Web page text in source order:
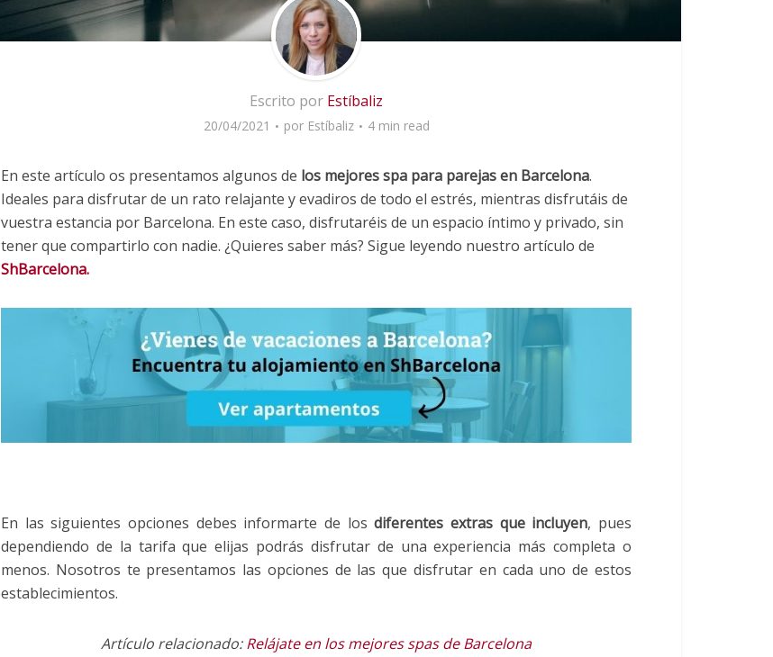
Escrito por Estíbaliz
20/04/2021 por Estíbaliz 4 min read
En este artículo os presentamos algunos de los mejores spa para parejas en Barcelona.
Ideales para disfrutar de un rato relajante y evadiros de todo el estrés, mientras disfrutáis de
vuestra estancia por Barcelona. En este caso, disfrutaréis de un espacio íntimo y privado, sin
tener que compartirlo con nadie. ¿Quieres saber más? Sigue leyendo nuestro artículo de
ShBarcelona.
En las siguientes opciones debes informarte de losdiferentes extras que incluyen, pues
dependiendo de la tarifa que elijas podrás disfrutar de una experiencia más completa o
menos. Nosotros te presentamos las opciones de las que disfrutar en cada uno de estos
establecimientos.
Artí­culo relacionado:Relájate en los mejores spas de Barcelona